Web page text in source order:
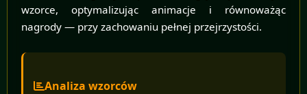
wzorce, optymalizując animacje i równoważąc
nagrody — przy zachowaniu pełnej przejrzystości.
Analiza wzorców